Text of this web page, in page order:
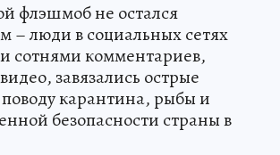
флэшмоб не остался
– люди в социальных сетях
сотнями комментариев,
завязались острые
карантина, рыбы и
безопасности страны в